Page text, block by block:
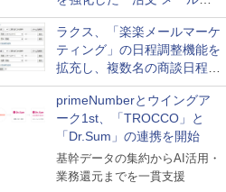
送信防止アドインサービス」
を提供
ラクス、「楽楽メールマーケ
ティング」の日程調整機能を
拡充し、複数名の商談日程調
整を効率化
primeNumberとウイングア
ーク1st、「TROCCO」と
「Dr.Sum」の連携を開始
基幹データの集約からAI活用・
業務還元までを一貫支援